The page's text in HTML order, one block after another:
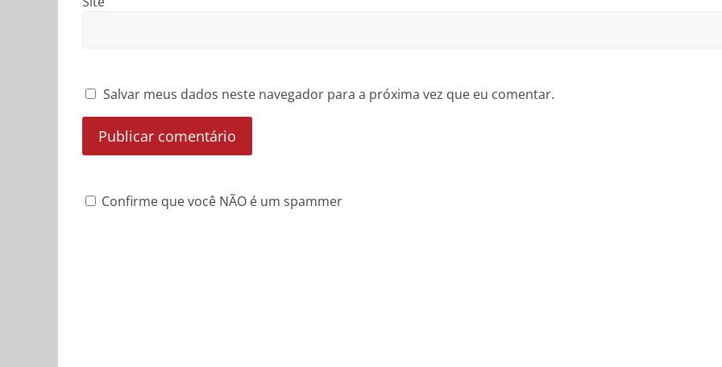
Salvar meus dados neste navegador para a próxima vez que eu comentar.
Confirme que você NÃO é um spammer